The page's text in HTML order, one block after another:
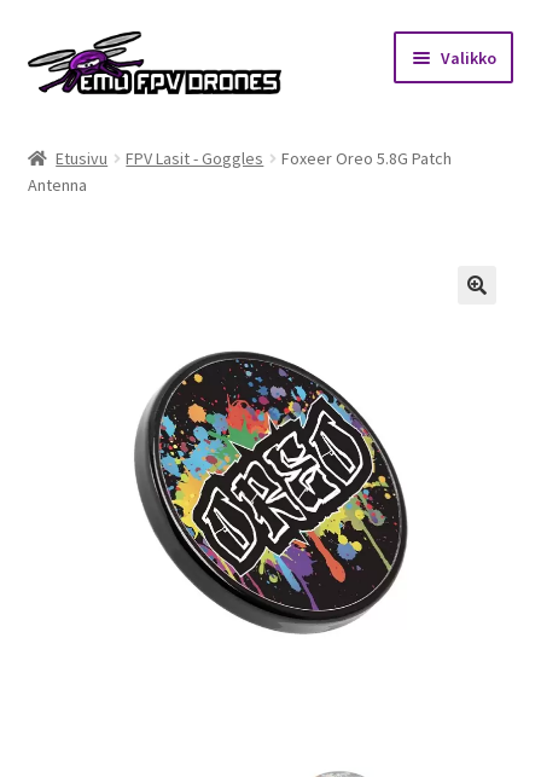
Siirry
navigointiin
Siirry
sisältöön
Valikko
Kauppa
Beta65 – Betacube – Betaflight Configuration
FPV Kopteri kokoluokat
Etusivu FPV Lasit - Goggles
Foxeer Oreo 5.8G Patch
Antenna